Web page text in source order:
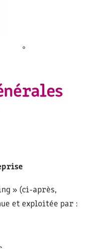
» (ci-après,
et exploitée par :